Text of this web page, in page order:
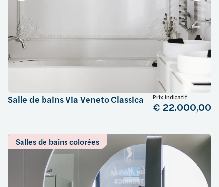
Salle de bains Via Veneto Classica Prix indicatif
€ 22.000,00
Salles de bains colorées